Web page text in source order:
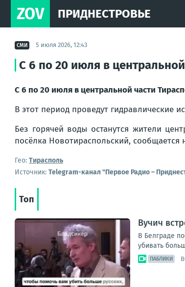
ZOV ПРИДНЕСТРОВЬЕ
СМИ 5 июля 2026, 12:43
С 6 по 20 июля в
С 6 по 20 июля в центральной части
В этот период проведут гидравлические
Без горячей воды останутся жители
посёлка Новотираспольский, сообщается
Гео: Тирасполь
Источник: Telegram-канал "Первое Радио –
Топ
Вучич
В Белграде
убивать
ПАБЛИКИ